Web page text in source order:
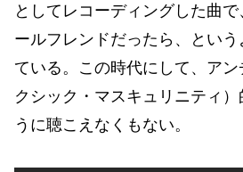
としてレコーディングした曲
ールフレンドだったら、とい
ている。この時代にして、アン
クシック・マスキュリニティ
うに聴こえなくもない。